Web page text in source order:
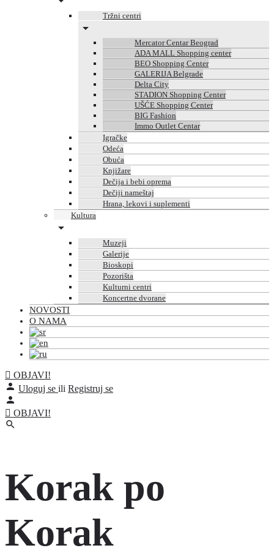
Tržni centri
Mercator Centar Beograd
ADA MALL Shopping center
BEO Shopping Center
GALERIJA Belgrade
Delta City
STADION Shopping Center
UŠĆE Shopping Center
BIG Fashion
Immo Outlet Centar
Igračke
Odeća
Obuća
Knjižare
Dečija i bebi oprema
Dečiji nameštaj
Hrana, lekovi i suplementi
Kultura
Muzeji
Galerije
Bioskopi
Pozorišta
Kulturni centri
Koncertne dvorane
NOVOSTI
O NAMA
OBJAVI!
Uloguj se ili Registruj se
OBJAVI!
Korak po
Korak